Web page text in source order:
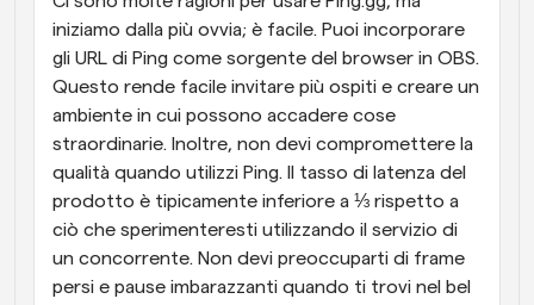
iniziamo dalla più ovvia; è facile. Puoi incorporare
gli URL di Ping come sorgente del browser in OBS.
Questo rende facile invitare più ospiti e creare un
ambiente in cui possono accadere cose
straordinarie. Inoltre, non devi compromettere la
qualità quando utilizzi Ping. Il tasso di latenza del
prodotto è tipicamente inferiore a ⅓ rispetto a
ciò che sperimenteresti utilizzando il servizio di
un concorrente. Non devi preoccuparti di frame
persi e pause imbarazzanti quando ti trovi nel bel